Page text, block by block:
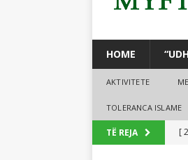
HOME
AKTIVITETE
TOLERANCA ISLAME
TË REJA [